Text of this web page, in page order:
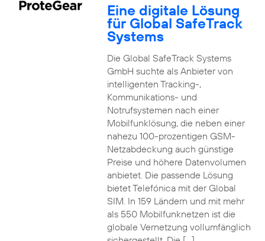
Eine digitale Lösung
für Global SafeTrack
Systems
Die Global SafeTrack Systems
GmbH suchte als Anbieter von
intelligenten Tracking-,
Kommunikations- und
Notrufsystemen nach einer
Mobilfunklösung, die neben einer
nahezu 100-prozentigen GSM-
Netzabdeckung auch günstige
Preise und höhere Datenvolumen
anbietet. Die passende Lösung
bietet Telefónica mit der Global
SIM. In 159 Ländern und mit mehr
als 550 Mobilfunknetzen ist die
globale Vernetzung vollumfänglich